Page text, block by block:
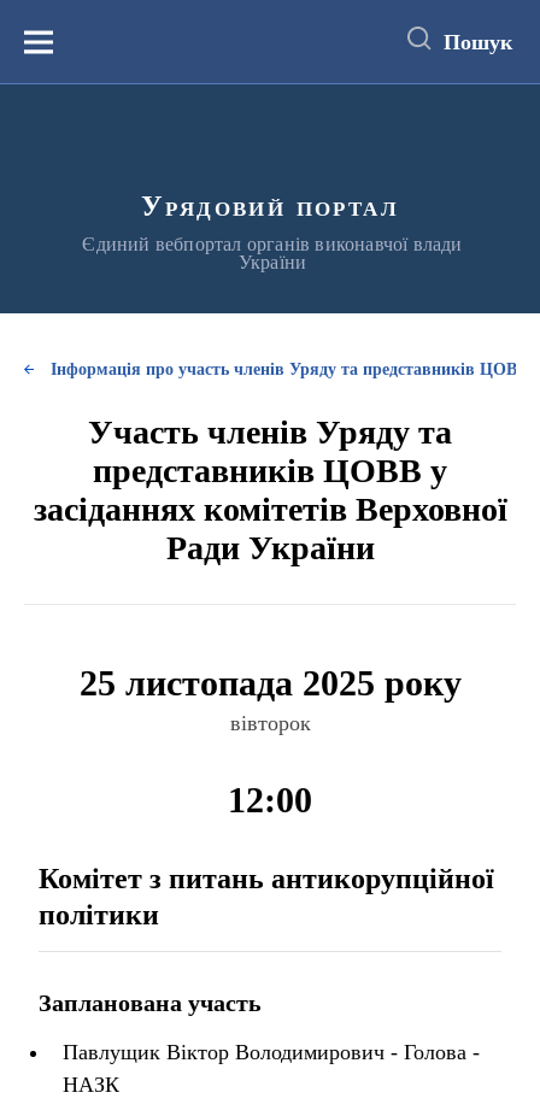
вмістуМеню Пошук
Урядовий портал
Єдиний вебпортал органів виконавчої влади
України
Інформація про участь членів Уряду та представників ЦОВВ
Участь членів Уряду та
представників ЦОВВ у
засіданнях комітетів Верховної
Ради України
25 листопада 2025 року
вівторок
12:00
Комітет з питань антикорупційної
політики
Запланована участь
Павлущик Віктор Володимирович - Голова -
НАЗК